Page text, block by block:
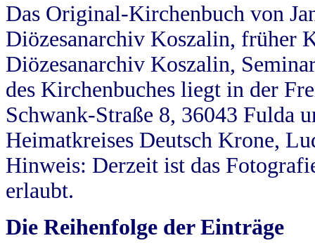
Das Original-Kirchenbuch von
Diözesanarchiv Koszalin, früher
Diözesanarchiv Koszalin,
des Kirchenbuches liegt in der
Schwank-Straße 8, 36043 Fulda
Heimatkreises Deutsch Krone,
Hinweis: Derzeit ist das
erlaubt.
Die Reihenfolge der Einträge